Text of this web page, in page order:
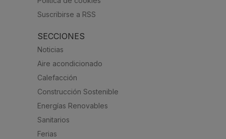
Suscribirse a RSS
SECCIONES
Noticias
Aire acondicionado
Calefacción
Construcción Sostenible
Energías Renovables
Sanitarios
Ferias